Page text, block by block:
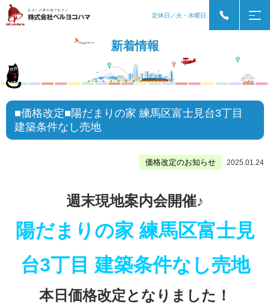
定休日／火・水曜日
新着情報
■価格改定■陽だまりの家 練馬区富士見台3丁目
建築条件なし売地
価格改定のお知らせ 2025.01.24
週末現地案内会開催♪
陽だまりの家 練馬区富士見
台3丁目 建築条件なし売地
本日価格改定となりました！